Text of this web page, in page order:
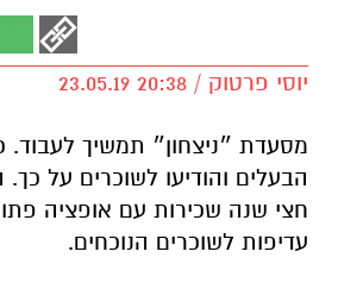
יוסי פרטוק / 20:38 23.05.19
מסעדת ״ניצחון״ תמשיך לעבוד.
הבעלים והודיעו לשוכרים על
חצי שנה שכירות עם אופציה
עדיפות לשוכרים הנוכחים.